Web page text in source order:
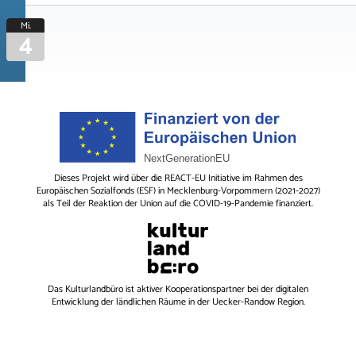
Mi.
4
Dieses Projekt wird über die REACT-EU Initiative im Rahmen des
Europäischen Sozialfonds (ESF) in Mecklenburg-Vorpommern (2021-2027)
als Teil der Reaktion der Union auf die COVID-19-Pandemie finanziert.
Das Kulturlandbüroist aktiver Kooperationspartner bei der digitalen
Entwicklung der ländlichen Räume in der Uecker-Randow Region.